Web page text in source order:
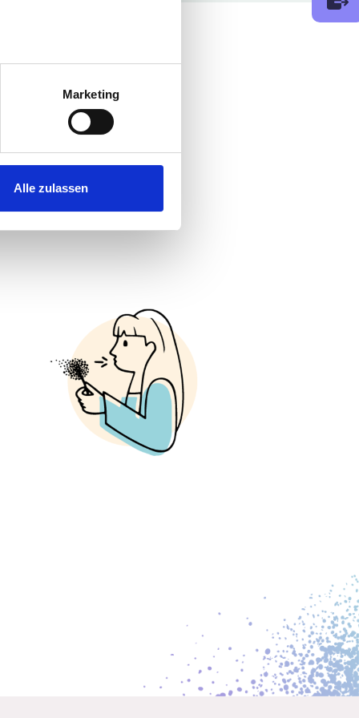
sein können
Präferenzen imAbschnitt
anbieten zu können
Verwendung unserer
diese Informationen
Marketing
Alle zulassen